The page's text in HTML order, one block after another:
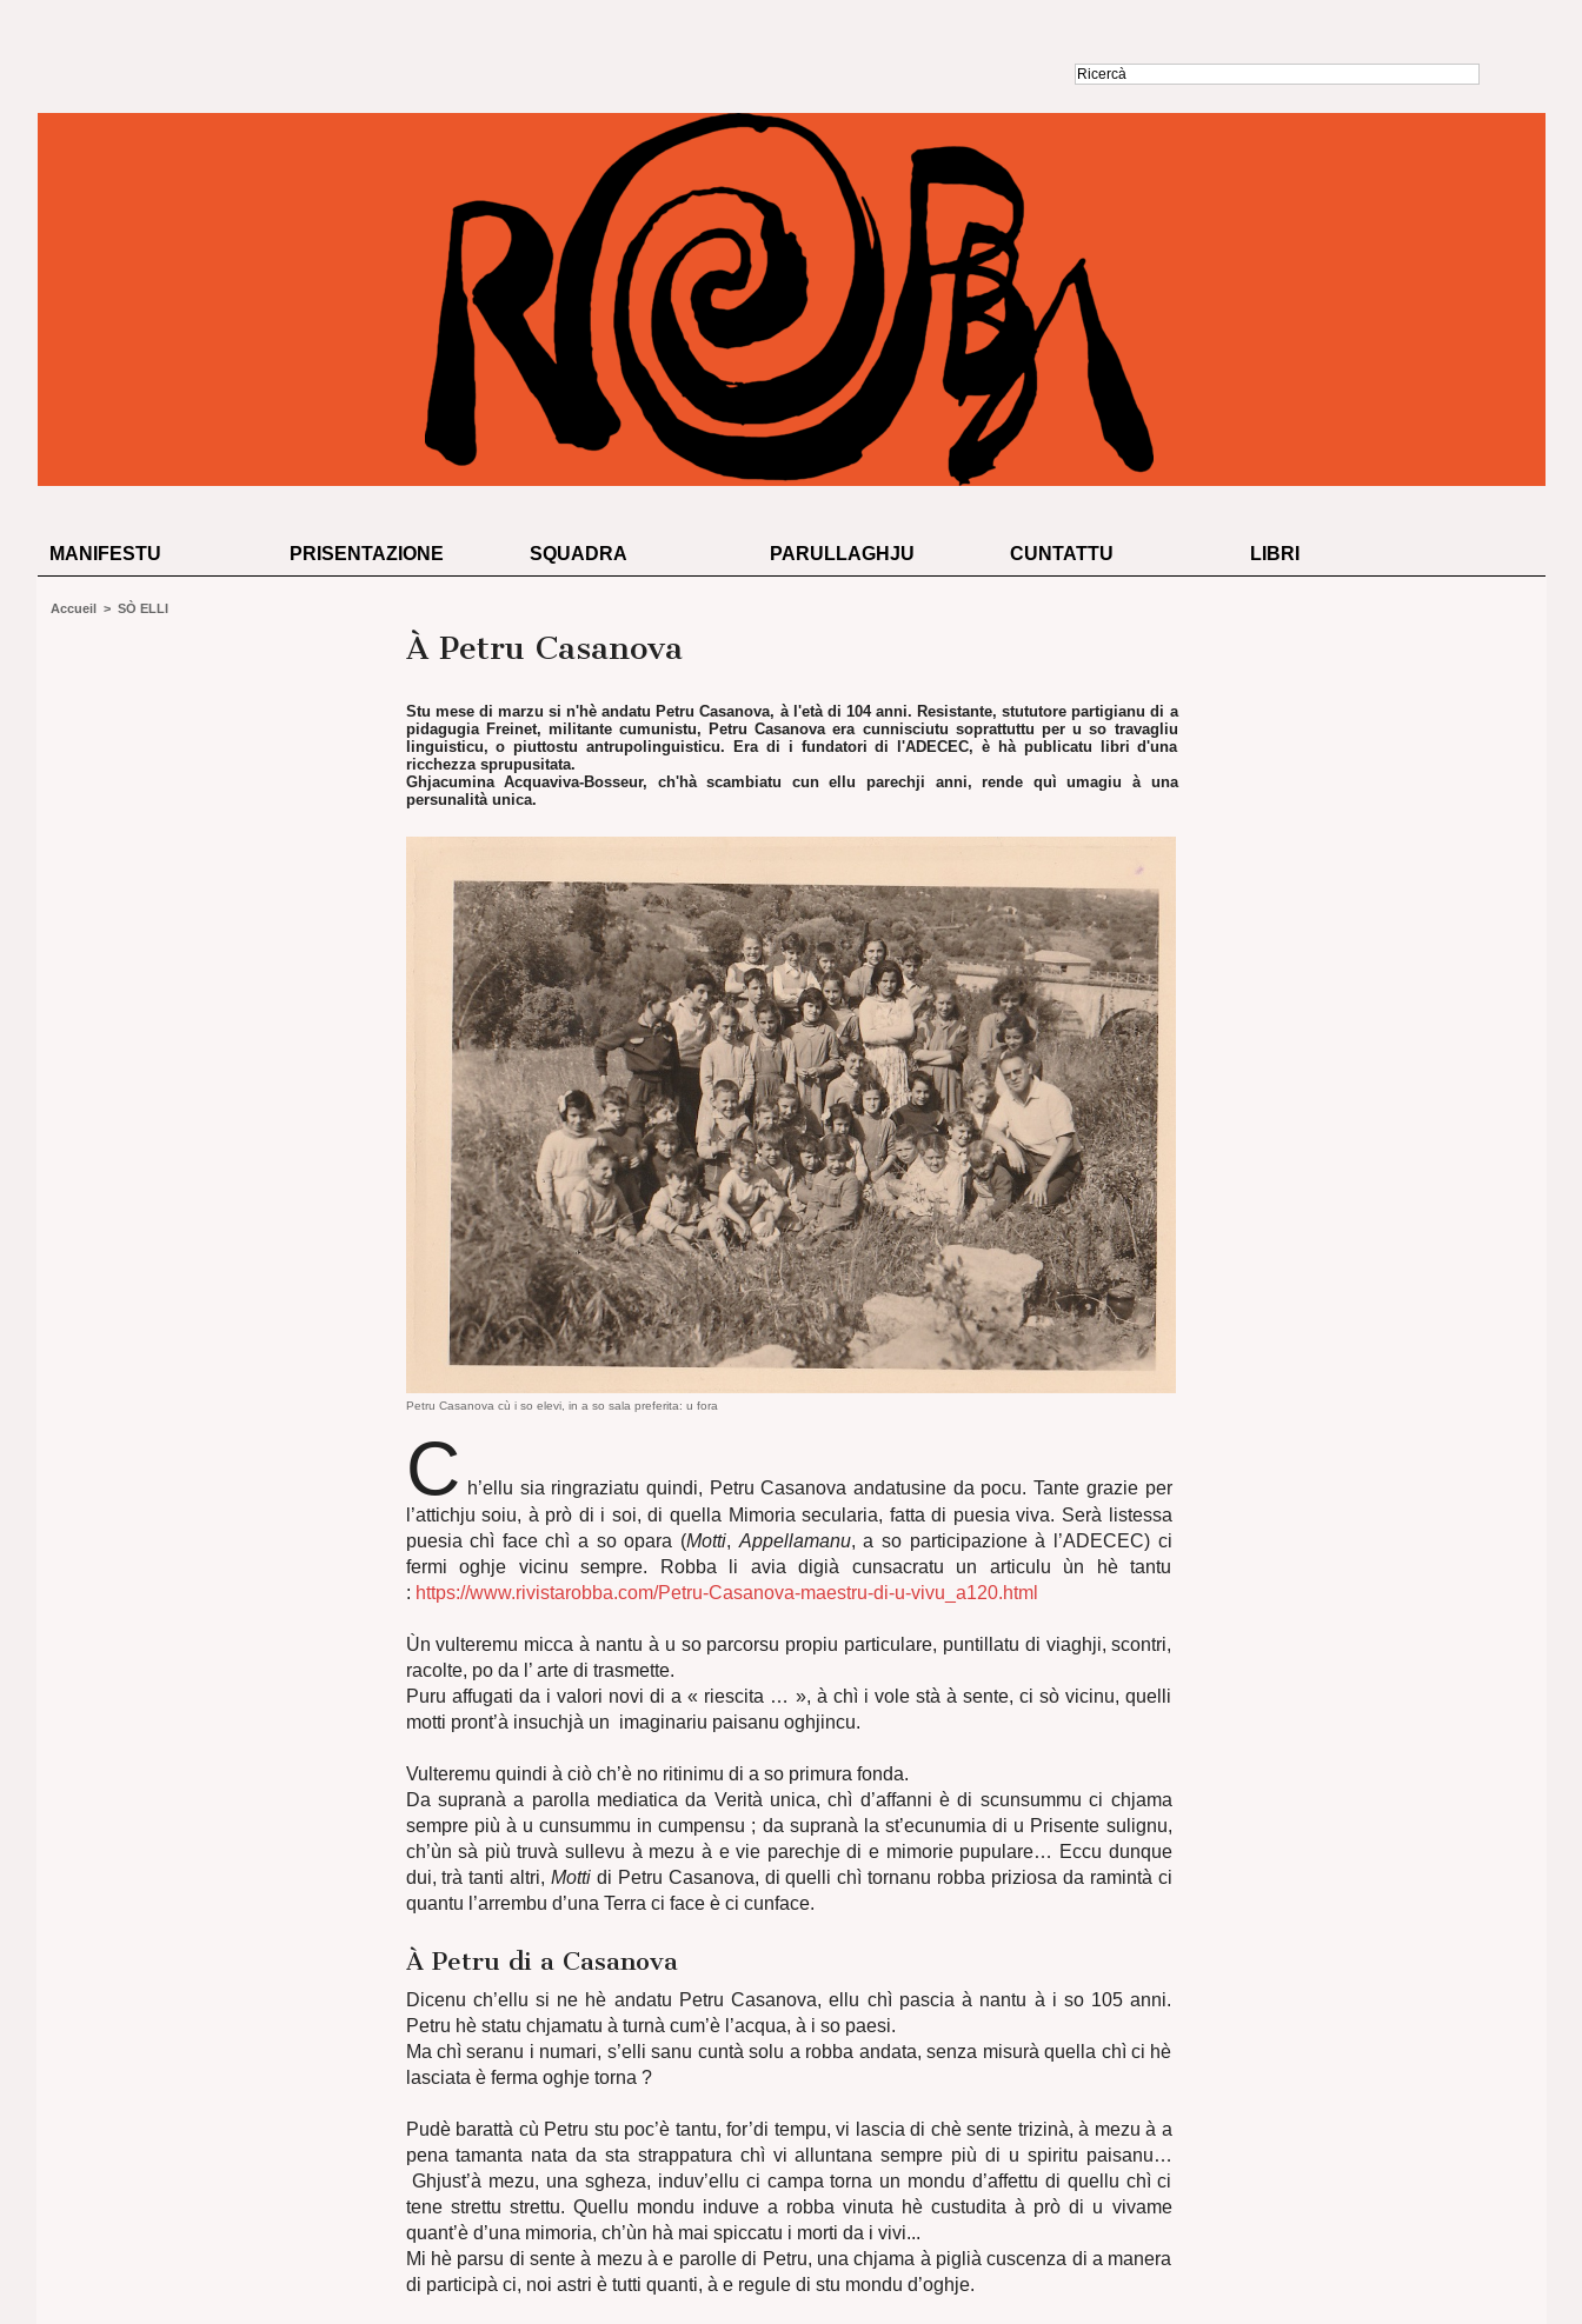
MANIFESTU PRISENTAZIONE SQUADRA PARULLAGHJU CUNTATTU LIBRI
Accueil > SÒ ELLI
À Petru Casanova
Stu mese di marzu si n'hè andatu Petru Casanova, à l'età di 104 anni. Resistante, stututore partigianu di a
pidagugia Freinet, militante cumunistu, Petru Casanova era cunnisciutu soprattuttu per u so travagliu
linguisticu, o piuttostu antrupolinguisticu. Era di i fundatori di l'ADECEC, è hà publicatu libri d'una
ricchezza sprupusitata.
Ghjacumina Acquaviva-Bosseur, ch'hà scambiatu cun ellu parechji anni, rende quì umagiu à una
persunalità unica.
Petru Casanova cù i so elevi, in a so sala preferita: u fora
C h’ellu sia ringraziatu quindi, Petru Casanova andatusine da pocu. Tante grazie per
l’attichju soiu, à prò di i soi, di quella Mimoria secularia, fatta di puesia viva. Serà listessa
puesia chì face chì a so opara (Motti, Appellamanu, a so participazione à l’ADECEC) ci
fermi oghje vicinu sempre. Robba li avia digià cunsacratu un articulu ùn hè tantu
: https://www.rivistarobba.com/Petru-Casanova-maestru-di-u-vivu_a120.html
Ùn vulteremu micca à nantu à u so parcorsu propiu particulare, puntillatu di viaghji, scontri,
racolte, po da l’ arte di trasmette.
Puru affugati da i valori novi di a « riescita … », à chì i vole stà à sente, ci sò vicinu, quelli
motti pront’à insuchjà un imaginariu paisanu oghjincu.
Vulteremu quindi à ciò ch’è no ritinimu di a so primura fonda.
Da supranà a parolla mediatica da Verità unica, chì d’affanni è di scunsummu ci chjama
sempre più à u cunsummu in cumpensu ; da supranà la st’ecunumia di u Prisente sulignu,
ch’ùn sà più truvà sullevu à mezu à e vie parechje di e mimorie pupulare… Eccu dunque
dui, trà tanti altri, Motti di Petru Casanova, di quelli chì tornanu robba priziosa da ramintà ci
quantu l’arrembu d’una Terra ci face è ci cunface.
À Petru di a Casanova
Dicenu ch’ellu si ne hè andatu Petru Casanova, ellu chì pascia à nantu à i so 105 anni.
Petru hè statu chjamatu à turnà cum’è l’acqua, à i so paesi.
Ma chì seranu i numari, s’elli sanu cuntà solu a robba andata, senza misurà quella chì ci hè
lasciata è ferma oghje torna ?
Pudè barattà cù Petru stu poc’è tantu, for’di tempu, vi lascia di chè sente trizinà, à mezu à a
pena tamanta nata da sta strappatura chì vi alluntana sempre più di u spiritu paisanu…
Ghjust’à mezu, una sgheza, induv’ellu ci campa torna un mondu d’affettu di quellu chì ci
tene strettu strettu. Quellu mondu induve a robba vinuta hè custudita à prò di u vivame
quant’è d’una mimoria, ch’ùn hà mai spiccatu i morti da i vivi...
Mi hè parsu di sente à mezu à e parolle di Petru, una chjama à piglià cuscenza di a manera
di participà ci, noi astri è tutti quanti, à e regule di stu mondu d’oghje.